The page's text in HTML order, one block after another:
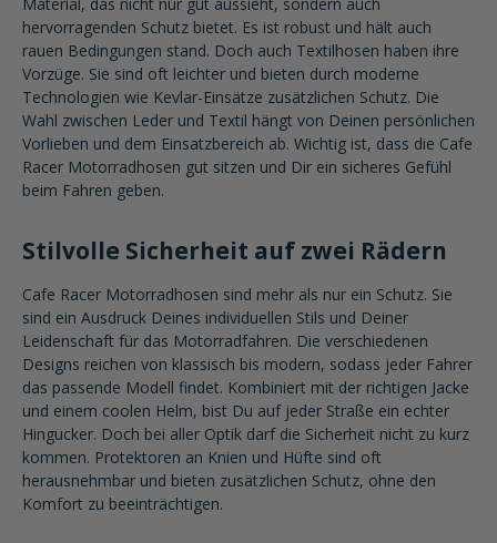
hervorragenden Schutz bietet. Es ist robust und hält auch
rauen Bedingungen stand. Doch auch Textilhosen haben ihre
Vorzüge. Sie sind oft leichter und bieten durch moderne
Technologien wie Kevlar-Einsätze zusätzlichen Schutz. Die
Wahl zwischen Leder und Textil hängt von Deinen persönlichen
Vorlieben und dem Einsatzbereich ab. Wichtig ist, dass die Cafe
Racer Motorradhosen gut sitzen und Dir ein sicheres Gefühl
beim Fahren geben.
Stilvolle Sicherheit auf zwei Rädern
Cafe Racer Motorradhosen sind mehr als nur ein Schutz. Sie
sind ein Ausdruck Deines individuellen Stils und Deiner
Leidenschaft für das Motorradfahren. Die verschiedenen
Designs reichen von klassisch bis modern, sodass jeder Fahrer
das passende Modell findet. Kombiniert mit der richtigen Jacke
und einem coolen Helm, bist Du auf jeder Straße ein echter
Hingucker. Doch bei aller Optik darf die Sicherheit nicht zu kurz
kommen. Protektoren an Knien und Hüfte sind oft
herausnehmbar und bieten zusätzlichen Schutz, ohne den
Komfort zu beeinträchtigen.